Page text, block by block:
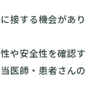
接する機会があり
や安全性を確認す
医師・患者さんの